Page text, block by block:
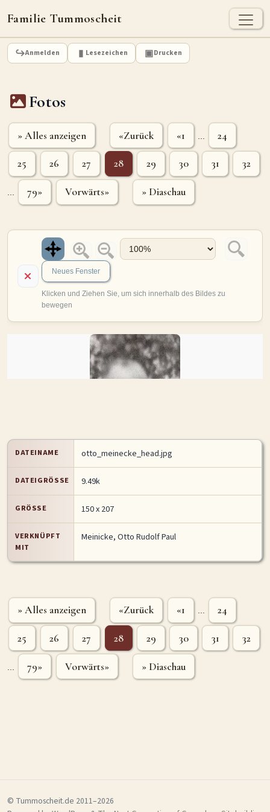
Familie Tummoscheit
TUMMOSCHEIT - HEUTE
STAMMBAUM
Ahnenforschung Stammbaum Tummoscheit Namen
Orte Historische Karte
Geografische Namensverteilung - Heute
ARCHIV
Grabsteine
MITMACHEN
Personen-Suche
Benutzer-Login beantragen Forum
Anmelden Lesezeichen Drucken
Fotos
» Alles anzeigen «Zurück «1 24
25 26 27 28 29 30 31 32
... 79» Vorwärts» » Diaschau
DATEINAME otto_meinecke_head.jpg
DATEIGRÖSSE 9.49k
GRÖSSE 150 x 207
VERKNÜPFT
MIT
Meinicke, Otto Rudolf Paul
» Alles anzeigen «Zurück «1 24
25 26 27 28 29 30 31 32
79» Vorwärts» » Diaschau
© Tummoscheit.de 2011–2026